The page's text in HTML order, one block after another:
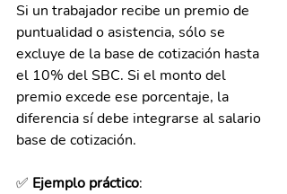
Si un trabajador recibe un premio de
puntualidad o asistencia, sólo se
excluye de la base de cotización hasta
el 10% del SBC. Si el monto del
premio excede ese porcentaje, la
diferencia sí debe integrarse al salario
base de cotización.
✅ Ejemplo práctico: